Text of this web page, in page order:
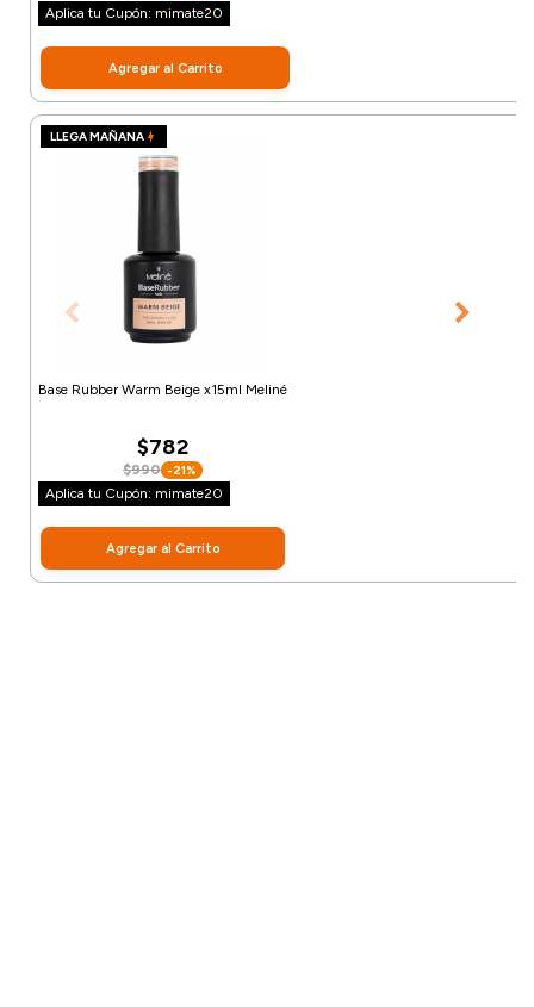
Aplica tu Cupón: mimate20
Agregar al Carrito
LLEGA MAÑANA
Base Rubber Warm Beige x15ml Meliné
$782
$990 -21%
Aplica tu Cupón: mimate20
Agregar al Carrito